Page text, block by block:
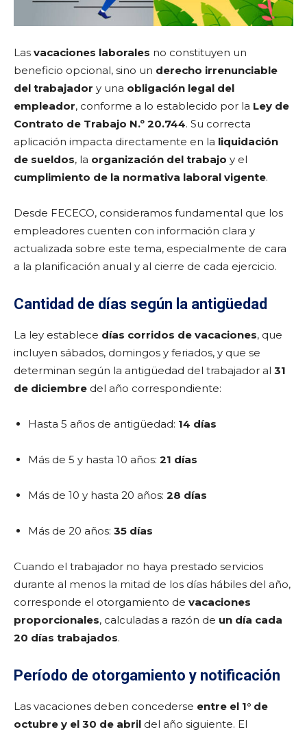
Las vacaciones laborales no constituyen un
beneficio opcional, sino un derecho irrenunciable
del trabajador y una obligación legal del
empleador, conforme a lo establecido por la Ley de
Contrato de Trabajo N.º 20.744. Su correcta
aplicación impacta directamente en la liquidación
de sueldos, la organización del trabajo y el
cumplimiento de la normativa laboral vigente.
Desde FECECO, consideramos fundamental que los
empleadores cuenten con información clara y
actualizada sobre este tema, especialmente de cara
a la planificación anual y al cierre de cada ejercicio.
Cantidad de días según la antigüedad
La ley establece días corridos de vacaciones, que
incluyen sábados, domingos y feriados, y que se
determinan según la antigüedad del trabajador al 31
de diciembre del año correspondiente:
Hasta 5 años de antigüedad: 14 días
Más de 5 y hasta 10 años: 21 días
Más de 10 y hasta 20 años: 28 días
Más de 20 años: 35 días
Cuando el trabajador no haya prestado servicios
durante al menos la mitad de los días hábiles del año,
corresponde el otorgamiento de vacaciones
proporcionales, calculadas a razón de un día cada
20 días trabajados.
Período de otorgamiento y notificación
Las vacaciones deben concederse entre el 1° de
octubre y el 30 de abril del año siguiente. El